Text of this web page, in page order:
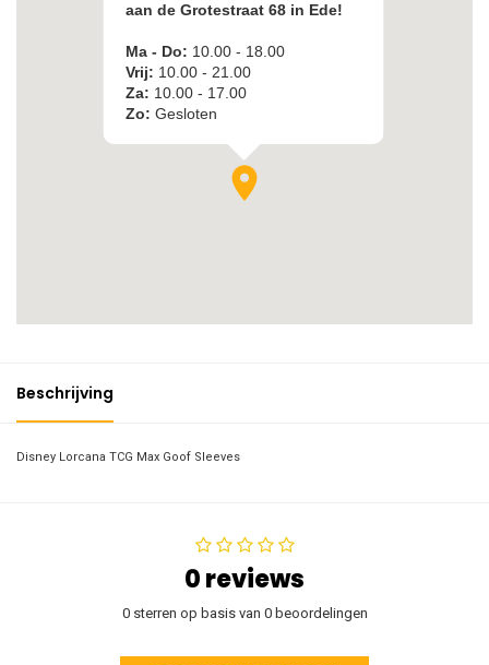
Beschrijving
Disney Lorcana TCG Max Goof Sleeves
0 reviews
0 sterren op basis van 0 beoordelingen